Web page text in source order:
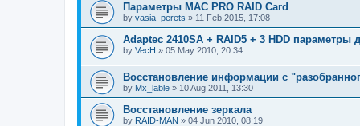
Параметры МАС PRO RAID Card
by vasia_perets » 11 Feb 2015, 17:08
Adaptec 2410SA + RAID5 + 3 HDD параметры
by VecH » 05 May 2010, 20:34
Восстановление информации с
by Mx_lable » 10 Aug 2011, 13:30
Восстановление зеркала
by RAID-MAN » 04 Jun 2010, 08:19